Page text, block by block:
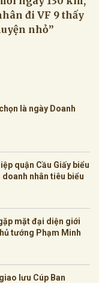
đi VF 9 thấy
nhỏ”
là ngày Doanh
quận Cầu Giấy biểu
nhân tiêu biểu
mặt đại diện giới
tướng Phạm Minh
lưu Cúp Ban